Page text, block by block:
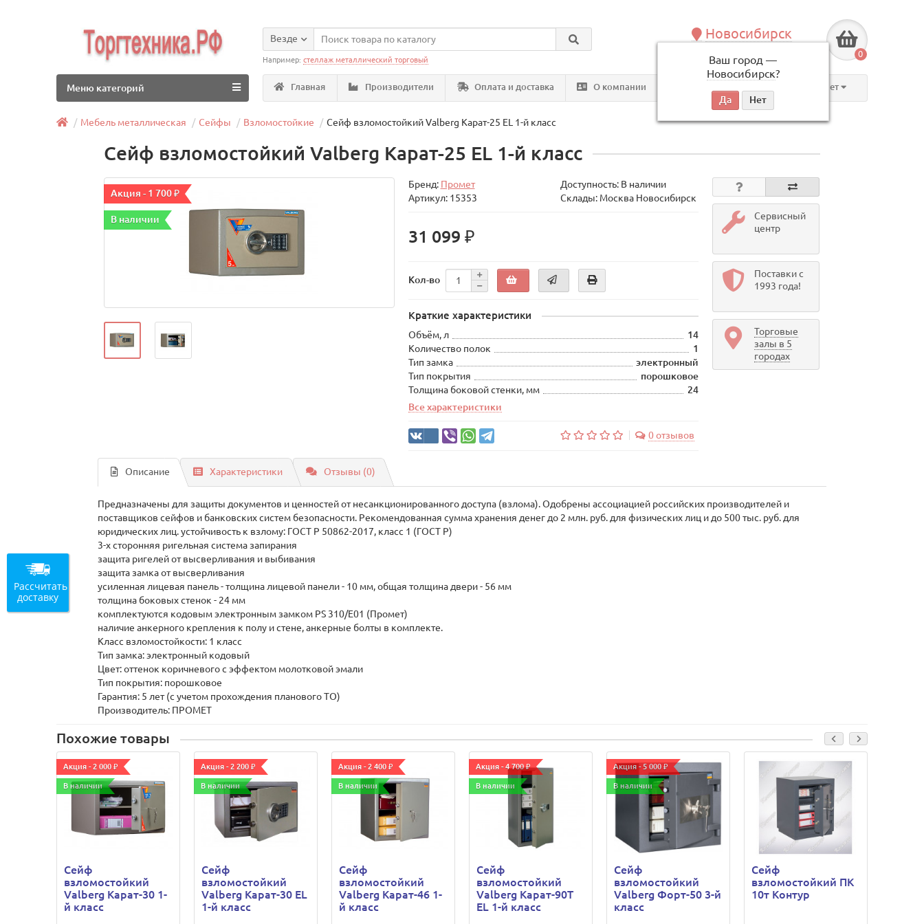
Новосибирск
Ваш город —
Новосибирск?
по будням, с 09:00 до 18:00
0
Везде
Например:стеллаж металлический торговый
Главная Производители Оплата и доставка О компании Личный кабинет
Меню категорий
Мебель металлическая Сейфы Взломостойкие Сейф взломостойкий Valberg Карат-25 EL 1-й класс
Сейф взломостойкий Valberg Карат-25 EL 1-й класс
Акция - 1 700 ₽
В наличии
Бренд: Промет
Доступность: В наличии
Артикул: 15353
Склады: Москва Новосибирск
31 099 ₽
Кол-во
Краткие характеристики
Объём, л
14
Количество полок
1
Тип замка
электронный
Тип покрытия
порошковое
Толщина боковой стенки, мм
24
Все характеристики
0 отзывов
Сервисный
центр
Поставки с
1993 года!
Торговые
залы в 5
городах
Описание Характеристики Отзывы (0)
Предназначены для защиты документов и ценностей от несанкционированного доступа (взлома). Одобрены ассоциацией российских производителей и
поставщиков сейфов и банковских систем безопасности. Рекомендованная сумма хранения денег до 2 млн. руб. для физических лиц и до 500 тыс. руб. для
юридических лиц. устойчивость к взлому: ГОСТ Р 50862-2017, класс 1 (ГОСТ Р)
3-х сторонняя ригельная система запирания
защита ригелей от высверливания и выбивания
защита замка от высверливания
усиленная лицевая панель - толщина лицевой панели - 10 мм, общая толщина двери - 56 мм
толщина боковых стенок - 24 мм
комплектуются кодовым электронным замком PS 310/E01 (Промет)
наличие анкерного крепления к полу и стене, анкерные болты в комплекте.
Класс взломостойкости: 1 класс
Тип замка: электронный кодовый
Цвет: оттенок коричневого с эффектом молотковой эмали
Тип покрытия: порошковое
Гарантия: 5 лет (с учетом прохождения планового ТО)
Производитель: ПРОМЕТ
Похожие товары
Акция - 2 000 ₽
В наличии
Сейф
взломостойкий
Valberg Карат-30 1-
й класс
Акция - 2 200 ₽
В наличии
Сейф
взломостойкий
Valberg Карат-30 EL
1-й класс
Акция - 2 400 ₽
В наличии
Сейф
взломостойкий
Valberg Карат-46 1-
й класс
Акция - 4 700 ₽
В наличии
Сейф
взломостойкий
Valberg Карат-90Т
ЕL 1-й класс
Акция - 5 000 ₽
В наличии
Сейф
взломостойкий
Valberg Форт-50 3-й
класс
Сейф
взломостойкий ПК
10т Контур
Рассчитать
доставку